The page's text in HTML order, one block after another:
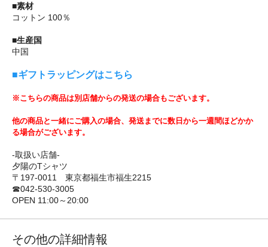
■素材
コットン 100％
■生産国
中国
■ギフトラッピングはこちら
※こちらの商品は別店舗からの発送の場合もございます。
他の商品と一緒にご購入の場合、発送までに数日から一週間ほどかか
る場合がございます。
-取扱い店舗-
夕陽のTシャツ
〒197-0011 東京都福生市福生2215
☎042-530-3005
OPEN 11:00～20:00
その他の詳細情報